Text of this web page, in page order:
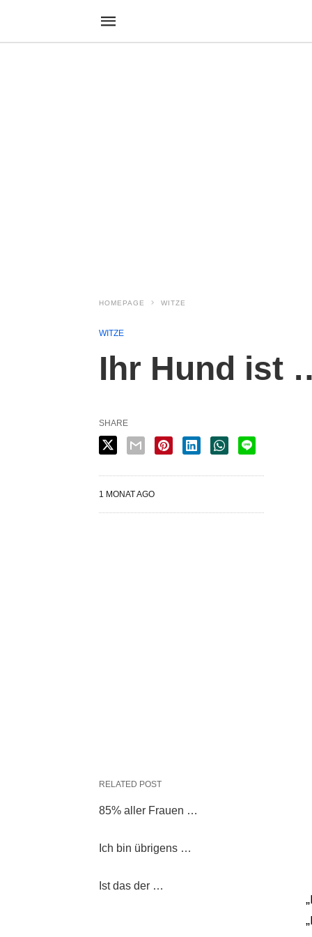
HOMEPAGE WITZE
WITZE
Ihr Hund ist
SHARE
1 MONAT AGO
RELATED POST
85% aller Frauen …
Ich bin übrigens …
Ist das der …